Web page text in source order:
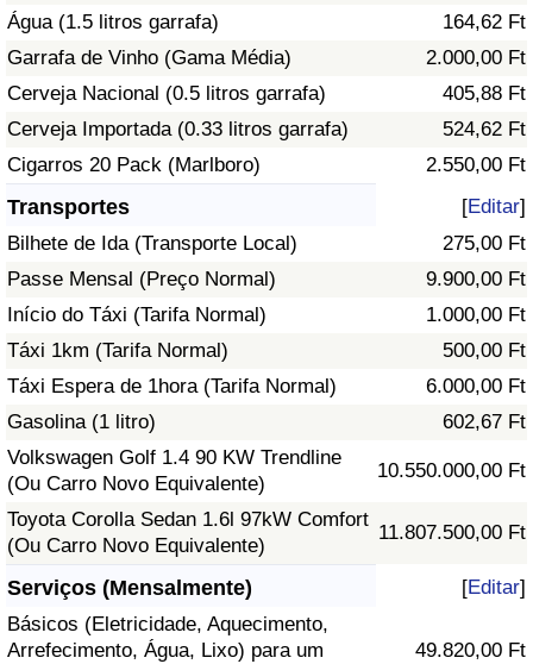
Água (1.5 litros garrafa)
164,62 Ft
Garrafa de Vinho (Gama Média)
2.000,00 Ft
Cerveja Nacional (0.5 litros garrafa)
405,88 Ft
Cerveja Importada (0.33 litros garrafa)
524,62 Ft
Cigarros 20 Pack (Marlboro)
2.550,00 Ft
Transportes [Editar]
Bilhete de Ida (Transporte Local)
275,00 Ft
Passe Mensal (Preço Normal)
9.900,00 Ft
Início do Táxi (Tarifa Normal)
1.000,00 Ft
Táxi 1km (Tarifa Normal)
500,00 Ft
Táxi Espera de 1hora (Tarifa Normal)
6.000,00 Ft
Gasolina (1 litro)
602,67 Ft
Volkswagen Golf 1.4 90 KW Trendline
(Ou Carro Novo Equivalente)
10.550.000,00 Ft
Toyota Corolla Sedan 1.6l 97kW Comfort
(Ou Carro Novo Equivalente)
11.807.500,00 Ft
Serviços (Mensalmente) [Editar]
Básicos (Eletricidade, Aquecimento,
Arrefecimento, Água, Lixo) para um
49.820,00 Ft
Indicador de Trânsito
Indicador de Trânsito (Atual)
Indicador de Trânsito por País